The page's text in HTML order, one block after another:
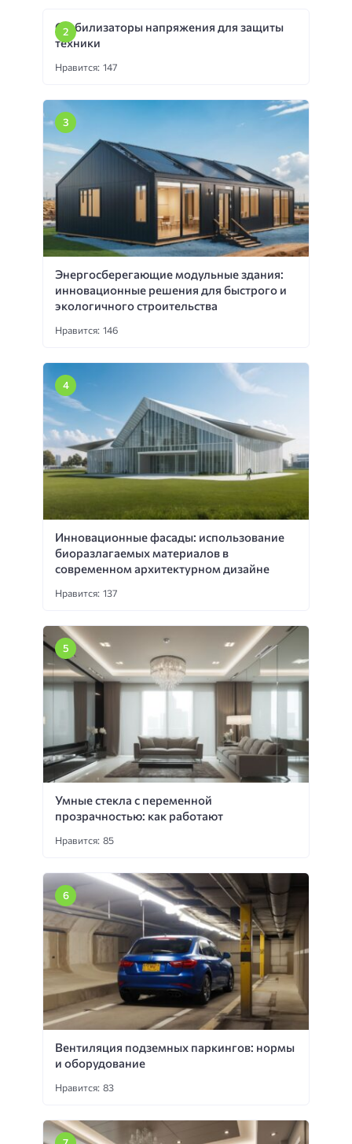
Стабилизаторы напряжения для защиты
техники
Нравится: 147
Энергосберегающие модульные здания:
инновационные решения для быстрого и
экологичного строительства
Нравится: 146
Инновационные фасады: использование
биоразлагаемых материалов в
современном архитектурном дизайне
Нравится: 137
Умные стекла с переменной
прозрачностью: как работают
Нравится: 85
Вентиляция подземных паркингов: нормы
и оборудование
Нравится: 83